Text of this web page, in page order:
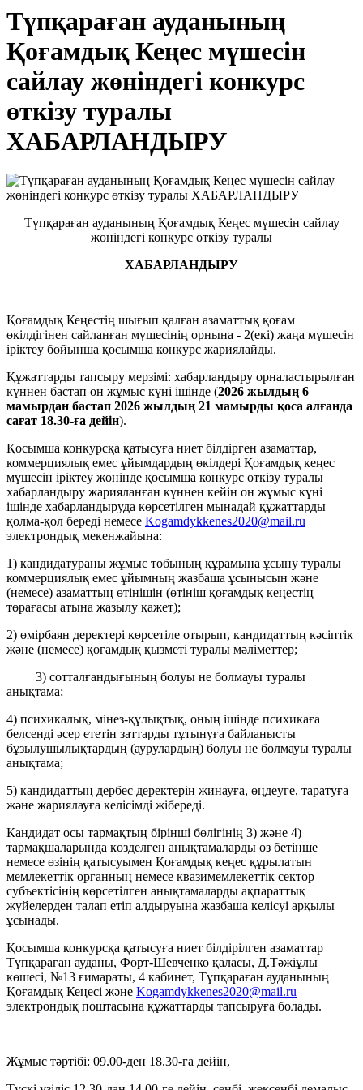
Түпқараған ауданының
Қоғамдық Кеңес мүшесін
сайлау жөніндегі конкурс
өткізу туралы
ХАБАРЛАНДЫРУ
Түпқараған ауданының Қоғамдық Кеңес мүшесін сайлау
жөніндегі конкурс өткізу туралы
ХАБАРЛАНДЫРУ
Қоғамдық Кеңестің шығып қалған азаматтық қоғам
өкілдігінен сайланған мүшесінің орнына - 2(екі) жаңа мүшесін
іріктеу бойынша қосымша конкурс жариялайды.
Құжаттарды тапсыру мерзімі: хабарландыру орналастырылған
күннен бастап он жұмыс күні ішінде (2026 жылдың 6
мамырдан бастап 2026 жылдың 21 мамырды қоса алғанда
сағат 18.30-ға дейін).
Қосымша конкурсқа қатысуға ниет білдірген азаматтар,
коммерциялық емес ұйымдардың өкілдері Қоғамдық кеңес
мүшесін іріктеу жөнінде қосымша конкурс өткізу туралы
хабарландыру жарияланған күннен кейін он жұмыс күні
ішінде хабарландыруда көрсетілген мынадай құжаттарды
қолма-қол береді немесе Kogamdykkenes2020@mail.ru
электрондық мекенжайына:
1) кандидатураны жұмыс тобының құрамына ұсыну туралы
коммерциялық емес ұйымның жазбаша ұсынысын және
(немесе) азаматтың өтінішін (өтініш қоғамдық кеңестің
төрағасы атына жазылу қажет);
2) өмірбаян деректері көрсетіле отырып, кандидаттың кәсіптік
және (немесе) қоғамдық қызметі туралы мәліметтер;
3) сотталғандығының болуы не болмауы туралы
анықтама;
4) психикалық, мінез-құлықтық, оның ішінде психикаға
белсенді әсер ететін заттарды тұтынуға байланысты
бұзылушылықтардың (аурулардың) болуы не болмауы туралы
анықтама;
5) кандидаттың дербес деректерін жинауға, өңдеуге, таратуға
және жариялауға келісімді жібереді.
Кандидат осы тармақтың бірінші бөлігінің 3) және 4)
тармақшаларында көзделген анықтамаларды өз бетінше
немесе өзінің қатысуымен Қоғамдық кеңес құрылатын
мемлекеттік органның немесе квазимемлекеттік сектор
субъектісінің көрсетілген анықтамаларды ақпараттық
жүйелерден талап етіп алдыруына жазбаша келісуі арқылы
ұсынады.
Қосымша конкурсқа қатысуға ниет білдірілген азаматтар
Түпқараған ауданы, Форт-Шевченко қаласы, Д.Тәжіұлы
көшесі, №13 ғимараты, 4 кабинет, Түпқараған ауданының
Қоғамдық Кеңесі және Kogamdykkenes2020@mail.ru
электрондық поштасына құжаттарды тапсыруға болады.
Жұмыс тәртібі: 09.00-ден 18.30-ға дейін,